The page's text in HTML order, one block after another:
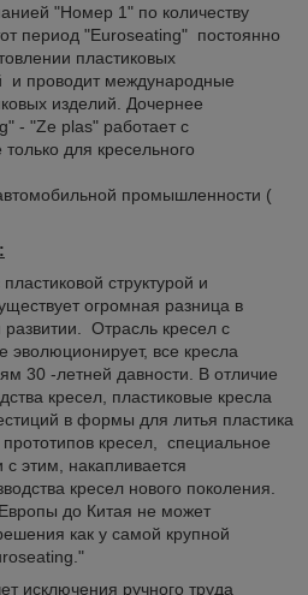
"Номер 1" по количеству
период "Euroseating" постоянно
пластиковых
и проводит международные
изделий. Дочернее
- "Ze plas" работает с
для кресельного
промышленности (
структурой и
огромная разница в
Отрасль кресел с
эволюционирует, все кресла
30 -летней давности. В отличие
кресел, пластиковые кресла
в формы для литья пластика
кресел, специальное
с этим, накапливается
кресел нового поколения.
до Китая не может
как у самой крупной
исключения ручного труда